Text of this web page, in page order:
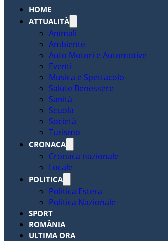
HOME
ATTUALITÀ
Animali
Ambiente
Auto Motori e Automotive
Eventi
Musica e Spettacolo
Salute Benessere
Sanità
Scuola
Società
Turismo
CRONACA
Cronaca nazionale
Locale
POLITICA
Politica Estera
Politica Nazionale
SPORT
ROMÂNIA
ULTIMA ORA